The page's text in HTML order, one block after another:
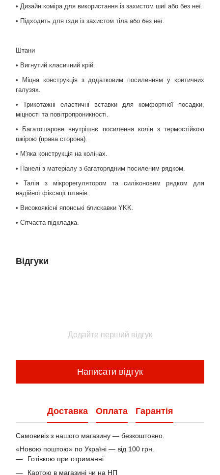
• Дизайн коміра для використання із захистом шиї або без неї.
• Підходить для їзди із захистом тіла або без неї.
Штани
• Вигнутий класичний крій.
• Міцна конструкція з додатковим посиленням у критичних
галузях.
• Трикотажні еластичні вставки для комфортної посадки,
міцності та повітропроникності.
• Багатошарове внутрішнє посилення колін з термостійкою
шкірою (права сторона).
• М'яка конструкція на колінах.
• Панелі з матеріалу з багаторядним посиленим рядком.
• Талія з мікрорегулятором та силіконовим рядком для
надійної фіксації штанів.
• Високоякісні японські блискавки YKK.
• Сітчаста підкладка.
Відгуки
Додайте перший відгук
Написати відгук
Доставка Оплата Гарантія
Самовивіз з нашого магазину — безкоштовно.
«Новою поштою» по Україні — від 100 грн.
Готівкою при отриманні
Картою в магазині чи на НП